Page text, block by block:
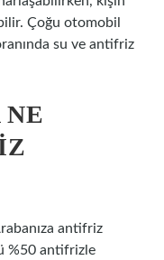
Çoğu otomobil
su ve antifriz
NE
antifriz
%50 antifrizle